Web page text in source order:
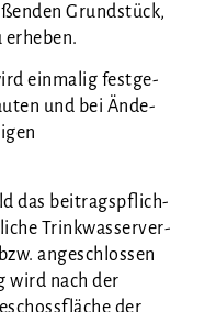
Grund­stück,
ein­ma­lig fest­ge­
und bei Ände­
das bei­trags­pflich­
Trink­was­ser­ver­
ange­schlos­sen
wird nach der
der